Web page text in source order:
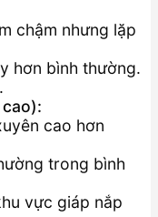
chậm nhưng lặp
hơn bình thường.
cao hơn
trong bình
vực giáp nắp